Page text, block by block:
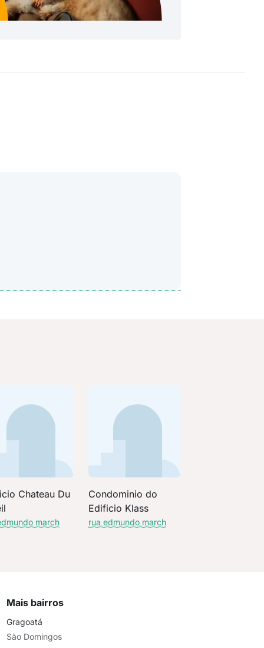
Chateau Du
march
Condominio do
Edificio Klass
rua edmundo march
Mais bairros
Gragoatá
São Domingos